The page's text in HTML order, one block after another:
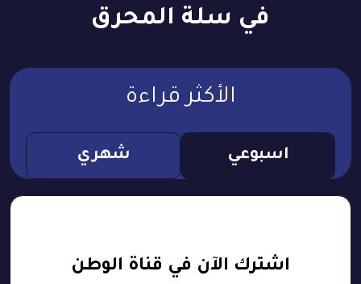
في سلة المحرق
الأكثر قراءة
اسبوعي شهري
اشترك الآن في قناة الوطن